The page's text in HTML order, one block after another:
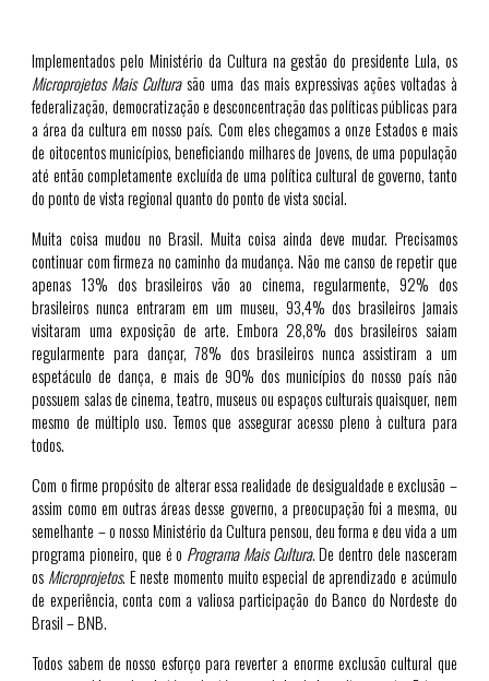
Implementados pelo Ministério da Cultura na gestão do presidente Lula, os
Microprojetos Mais Culturasão uma das mais expressivas ações voltadas à
federalização, democratização e desconcentração das políticas públicas para
a área da cultura em nosso país. Com eles chegamos a onze Estados e mais
de oitocentos municípios, beneficiando milhares de jovens, de uma população
até então completamente excluída de uma política cultural de governo, tanto
do ponto de vista regional quanto do ponto de vista social.
Muita coisa mudou no Brasil. Muita coisa ainda deve mudar. Precisamos
continuar com firmeza no caminho da mudança. Não me canso de repetir que
apenas 13% dos brasileiros vão ao cinema, regularmente, 92% dos
brasileiros nunca entraram em um museu, 93,4% dos brasileiros jamais
visitaram uma exposição de arte. Embora 28,8% dos brasileiros saiam
regularmente para dançar, 78% dos brasileiros nunca assistiram a um
espetáculo de dança, e mais de 90% dos municípios do nosso país não
possuem salas de cinema, teatro, museus ou espaços culturais quaisquer, nem
mesmo de múltiplo uso. Temos que assegurar acesso pleno à cultura para
todos.
Com o firme propósito de alterar essa realidade de desigualdade e exclusão –
assim como em outras áreas desse governo, a preocupação foi a mesma, ou
semelhante – o nosso Ministério da Cultura pensou, deu forma e deu vida a um
programa pioneiro, que é o Programa Mais Cultura. De dentro dele nasceram
os Microprojetos. E neste momento muito especial de aprendizado e acúmulo
de experiência, conta com a valiosa participação do Banco do Nordeste do
Brasil – BNB.
Todos sabem de nosso esforço para reverter a enorme exclusão cultural que